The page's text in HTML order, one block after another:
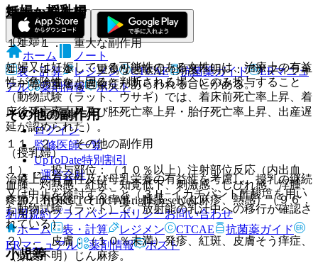
妊婦・授乳婦
（妊婦）
妊婦又は妊娠している可能性のある女性には、治療上の有益
性が危険性を上回ると判断される場合にのみ投与すること
（動物試験（ラット、ウサギ）では、着床前死亡率上昇、着
床後死亡率上昇及び胚死亡率上昇・胎仔死亡率上昇、出産遅
延が認められた）。
（授乳婦）
治療上の有益性及び母乳栄養の有益性を考慮し、授乳の継続
又は中止を検討すること（３Ｈ−イカチバント酢酸塩を用い
た動物試験（ラット）で、放射能の乳汁中への移行が確認さ
れている）。
小児等
重大な副作用
１１．１． 重大な副作用
１１．１．１． 重篤な過敏症（頻度不明）：アナフィラキ
シー等の重篤な過敏症があらわれることがある。
その他の副作用
１１．２． その他の副作用
１）． 投与部位：（１０％以上）注射部位反応（内出血、
血腫、灼熱感、紅斑、知覚低下、刺激感、しびれ感、浮腫、
疼痛、不快感、そう痒感、腫脹、じん麻疹、熱感）（９６．
７％）。
２）． 皮膚：（１０％未満）発疹、紅斑、皮膚そう痒症、
（頻度不明）じん麻疹。
ホーム
ノート
表・計算
レジメン CTCAE 抗菌薬ガイド
ERマニュ
アル
薬剤情報 ポスト
新規登録
ログイン
監修医師一覧
UpToDate特別割引
運営会社
© 2021 HOKUTO Inc. All rights reserved.
利用規約プライバシーポリシーお問い合わせ
ホーム
表・計算 レジメン CTCAE
抗菌薬ガイド
ERマニュアル
薬剤情報 ポスト